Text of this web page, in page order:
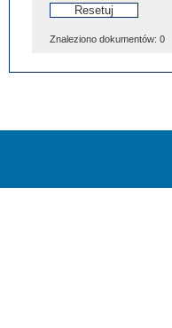
Znaleziono dokumentów: 0